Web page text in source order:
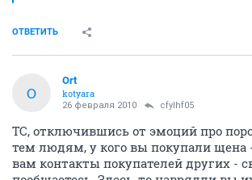
ОТВЕТИТЬ
O
Ort
kotyara
26 февраля 2010 cfylhf05
ТС, отключившись от эмоций про
тем людям, у кого вы покупали щена
вам контакты покупателей других -